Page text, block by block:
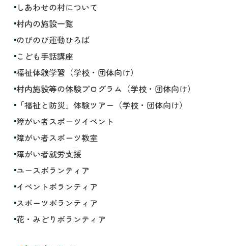
しあわせの村について
村内の施設一覧
のびのび運動ひろば
こども手話講座
福祉体験学習（学校・団体向け）
村内施設等の体験プログラム（学校・団体向け）
「福祉と防災」体験ツアー（学校・団体向け）
障がい者スポーツイベント
障がい者スポーツ教室
障がい者就労支援
ユースボランティア
イベントボランティア
スポーツボランティア
花・みどりボランティア